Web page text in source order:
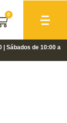
0
| Sábados de 10:00 a